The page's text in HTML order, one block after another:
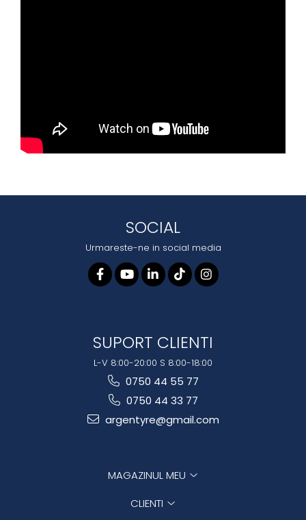
SOCIAL
Urmareste-ne in social media
SUPORT CLIENTI
L-V 8:00-20:00 S 8:00-18:00
0750 44 55 77
0750 44 33 77
argentyre@gmail.com
MAGAZINUL MEU
CLIENTI